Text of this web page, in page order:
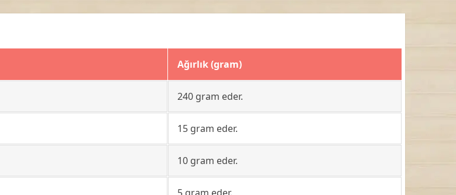
Ağırlık (gram)
240 gram eder.
15 gram eder.
10 gram eder.